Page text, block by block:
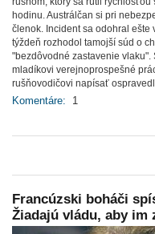
hodinu. Austrálčan si pri
členok. Incident sa odohral ešte
týždeň rozhodol tamojší súd o
"bezdôvodné zastavenie vlaku".
mladíkovi verejnoprospešné
rušňovodičovi napísať
Komentáre: 1
Francúzski boháči
Žiadajú vládu, aby im